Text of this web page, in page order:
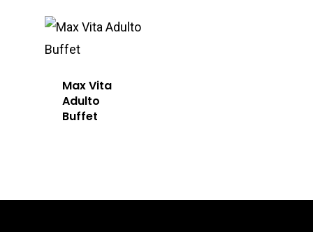
Max Vita
Adulto
Buffet